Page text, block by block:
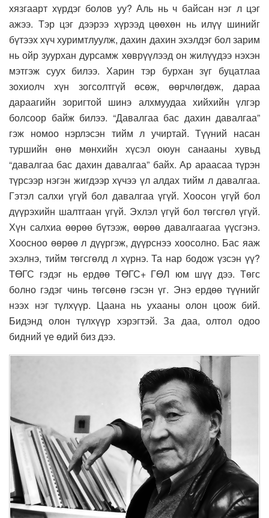
хязгаарт хүрдэг болов уу? Аль нь ч байсан нэг л цэг
ажээ. Тэр цэг дээрээ хүрээд цөөхөн нь илүү шинийг
бүтээх хүч хуримтлуулж, дахин дахин эхэлдэг бол зарим
нь ойр зуурхан дурсамж хөврүүлээд он жилүүдээ нэхэн
мэтгэж суух билээ. Харин тэр бурхан зүг буцатлаа
зохиолч хүн зогсолтгүй өсөж, өөрчлөгдөж, дараа
дараагийн зоригтой шинэ алхмуудаа хийхийн үлгэр
болсоор байж билээ. “Давалгаа бас дахин давалгаа”
гэж номоо нэрлэсэн тийм л учиртай. Түүний насан
туршийн өнө мөнхийн хүсэл оюун санааны хувьд
“давалгаа бас дахин давалгаа” байх. Ар араасаа түрэн
түрсээр нэгэн жигдээр хүчээ үл алдах тийм л давалгаа.
Гэтэл салхи үгүй бол давалгаа үгүй. Хоосон үгүй бол
дүүрэхийн шалтгаан үгүй. Эхлэл үгүй бол төгсгөл үгүй.
Хүн салхиа өөрөө бүтээж, өөрөө давалгаагаа үүсгэнэ.
Хоосноо өөрөө л дүүргэж, дүүрснээ хоосолно. Бас яаж
эхэлнэ, тийм төгсгөлд л хүрнэ. Та нар бодож үзсэн үү?
ТӨГС гэдэг нь ердөө ТӨГС+ ГӨЛ юм шүү дээ. Төгс
болно гэдэг чинь төгсөнө гэсэн үг. Энэ ердөө түүнийг
нээх нэг түлхүүр. Цаана нь ухааны олон цоож бий.
Бидэнд олон түлхүүр хэрэгтэй. За даа, олтол одоо
бидний үе өдий биз дээ.